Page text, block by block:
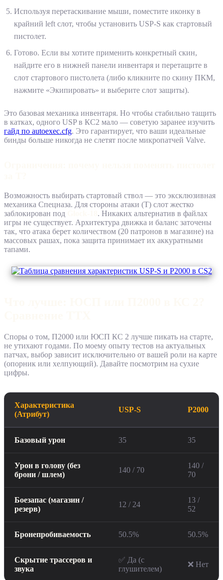
Используя перетаскивание мыши, поместите иконку в
крайний left слот, чтобы установить USP-S как стартовый
пистолет.
Готово. Если вы хотите применить конкретный скин,
найдите его в нижней панели инвентаря и перетащите в
слот стартового пистолета (либо кликните по скину ПКМ,
нажмите «Экипировать» и выберите слот защиты).
Это базовая механика инвентаря. Но чтобы стабильно тащить
в катках, одного USP в КС2 мало — советую заранее изучить
гайд по autoexec.cfg. Это гарантирует, что ваши идеальные
бинды больше никогда не слетят после микропатчей Valve.
Возможность выбирать стартовый ствол — это эксклюзивная
механика Спецназа. Для стороны атаки (T) слот жестко
заблокирован под
. Никаких альтернатив в файлах
игры не существует. Архитектура движка и баланс заточены
так, что атака берет количеством (20 патронов в магазине) на
массовых рашах, пока защита принимает их аккуратными
тапами.
Споры о том, П2000 или ЮСП КС 2 лучше пикать на старте,
не утихают годами. По моему опыту тестов на актуальных
патчах, выбор зависит исключительно от вашей роли на карте
(опорник или хелпующий). Давайте посмотрим на сухие
цифры.
Характеристика
(Атрибут)
USP-S P2000
Базовый урон 35 35
Урон в голову (без
брони / шлем)
140 / 70
140 /
70
Боезапас (магазин /
резерв)
12 / 24
13 /
52
Бронепробиваемость 50.5% 50.5%
Скрытие трассеров и
звука
✅ Да (с
глушителем)
❌ Нет